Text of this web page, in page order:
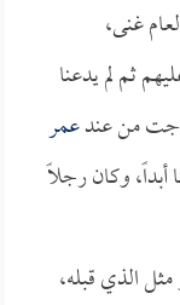
غنى،
ثم لم يدعنا
من عندعمر
أبداً، وكان رجلاً
الذي قبله،